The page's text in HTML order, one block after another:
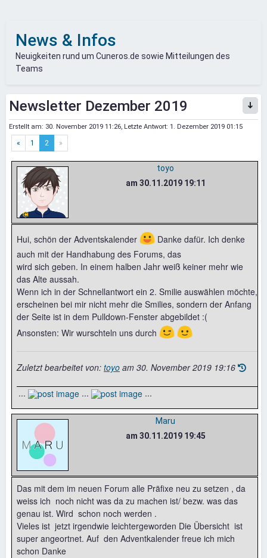
News & Infos
Neuigkeiten rund um Cuneros.de sowie Mitteilungen des
Teams
Newsletter Dezember 2019
Erstellt am: 30. November 2019 11:26, Letzte Antwort: 1. Dezember 2019 01:15
« 1 2 »
toyo
am 30.11.2019 19:11
Hui, schön der Adventskalender 😃 Danke dafür. Ich denke
auch mit der Handhabung des Forums, das
wird sich geben. In einem halben Jahr weiß keiner mehr wie
das Alte aussah.
Wenn ich in der Schnellantwort ein 2. Smilie auswählen möchte,
erscheinen bei mir nicht mehr die Smilies, sondern der Anfang
der Seite ist in dem Pulldown-Fenster abgebildet :(
Ansonsten: Wir wurschteln uns durch 😉🙂
Zuletzt bearbeitet von: toyo am 30. November 2019 19:16
... ... ...
Maru
am 30.11.2019 19:45
Das mit dem im neuen Forum alle Präfixe neu zu setzen , da
weiss ich noch nicht was da zu machen ist/ bezw. was das
genau ist. Wird schon noch werden .
Vieles ist jetzt irgendwie leichtergeworden Die Übersicht ist
super angeortnet. Auf den Adventkalender freue ich mich
schon Danke